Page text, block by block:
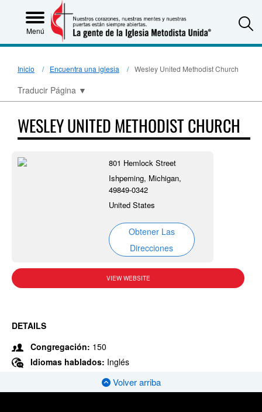
Menú
Inicio Encuentra una iglesia Wesley United Methodist Church
Traducir Página ▼
WESLEY UNITED METHODIST CHURCH
801 Hemlock Street
Ishpeming, Michigan,
49849-0342
United States
Obtener Las
Direcciones
VIEW WEBSITE
DETAILS
Congregación: 150
Idiomas hablados: Inglés
Volver arriba